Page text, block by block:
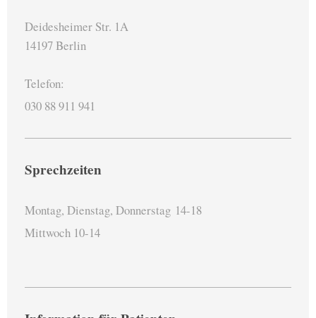
Deidesheimer Str. 1A
14197 Berlin
Telefon:
030 88 911 941
Sprechzeiten
Montag, Dienstag, Donnerstag 14-18
Mittwoch 10-14